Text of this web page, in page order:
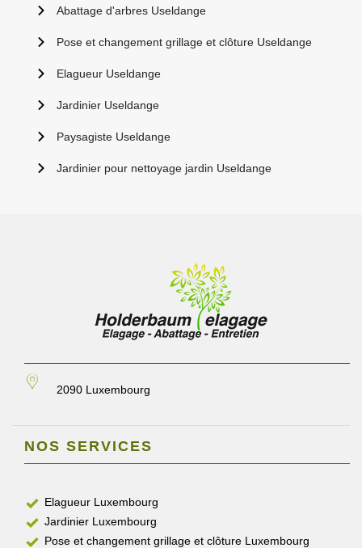
Abattage d'arbres Useldange
Pose et changement grillage et clôture Useldange
Elagueur Useldange
Jardinier Useldange
Paysagiste Useldange
Jardinier pour nettoyage jardin Useldange
2090 Luxembourg
NOS SERVICES
Elagueur Luxembourg
Jardinier Luxembourg
Pose et changement grillage et clôture Luxembourg